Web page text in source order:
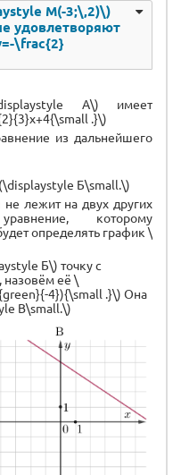
M(-3;\,2)\)
удовлетворяют
\frac{2}
А\) имеет
.}\)
из дальнейшего
Б\small.\)
лежит на двух других
которому
определять график \
Б\) точку с
назовём её \
4}){\small .}\) Она
В\small.\)